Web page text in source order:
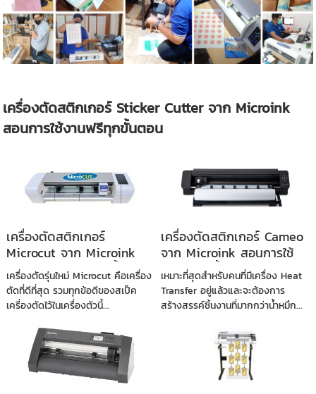
เครื่องตัดสติกเกอร์ Sticker Cutter จาก Microink
สอนการใช้งานฟรีทุกขั้นตอน
เครื่องตัดสติกเกอร์
Microcut จาก Microink
สอนการใช้งานฟรีทุกขั้นตอน
เครื่องตัดรุ่นใหม่ Microcut คือเครื่อง
ตัดที่ดีที่สุด รวมทุกข้อดีของสเป็ค
เครื่องตัดไว้ในเครื่องตัวนี้...
เครื่องตัดสติกเกอร์ Cameo
จาก Microink สอนการใช้
งานฟรีทุกขั้นตอน
เหมาะที่สุดสำหรับคนที่มีเครื่อง Heat
Transfer อยู่แล้วและจะต้องการ
สร้างสรรค์ชิ้นงานที่มากกว่าน้ำหมึก...